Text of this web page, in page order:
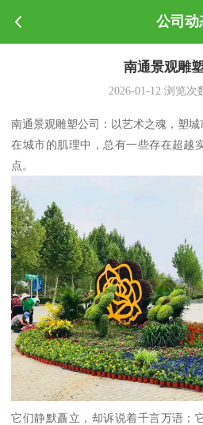
公司动
南通景观雕
2026-01-12 浏览次
南通景观雕塑公司：以艺术之魂，塑城
在城市的肌理中，总有一些存在超越
点。
它们静默矗立，却诉说着千言万语；